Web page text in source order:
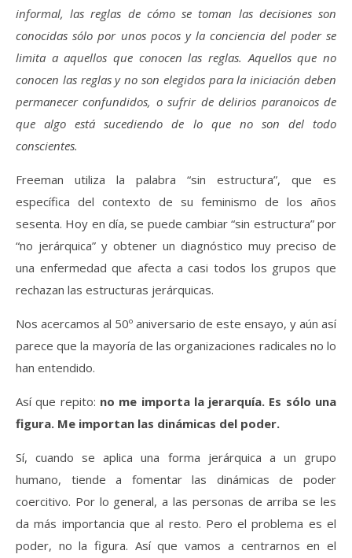
informal, las reglas de cómo se toman las decisiones son
conocidas sólo por unos pocos y la conciencia del poder se
limita a aquellos que conocen las reglas. Aquellos que no
conocen las reglas y no son elegidos para la iniciación deben
permanecer confundidos, o sufrir de delirios paranoicos de
que algo está sucediendo de lo que no son del todo
conscientes.
Freeman utiliza la palabra “sin estructura”, que es
específica del contexto de su feminismo de los años
sesenta. Hoy en día, se puede cambiar “sin estructura” por
“no jerárquica” y obtener un diagnóstico muy preciso de
una enfermedad que afecta a casi todos los grupos que
rechazan las estructuras jerárquicas.
Nos acercamos al 50º aniversario de este ensayo, y aún así
parece que la mayoría de las organizaciones radicales no lo
han entendido.
Así que repito: no me importa la jerarquía. Es sólo una
figura. Me importan las dinámicas del poder.
Sí, cuando se aplica una forma jerárquica a un grupo
humano, tiende a fomentar las dinámicas de poder
coercitivo. Por lo general, a las personas de arriba se les
da más importancia que al resto. Pero el problema es el
poder, no la figura. Así que vamos a centrarnos en el